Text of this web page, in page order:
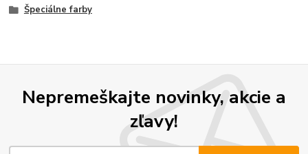
Špeciálne farby
Nepremeškajte novinky, akcie a
zľavy!